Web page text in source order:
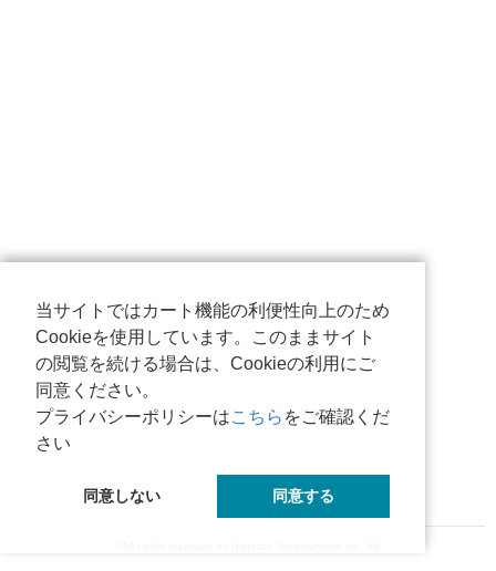
当サイトではカート機能の利便性向上のため
Cookieを使用しています。このままサイト
の閲覧を続ける場合は、Cookieの利用にご
同意ください。
プライバシーポリシーはこちら をご確認くだ
さい
同意しない 同意する